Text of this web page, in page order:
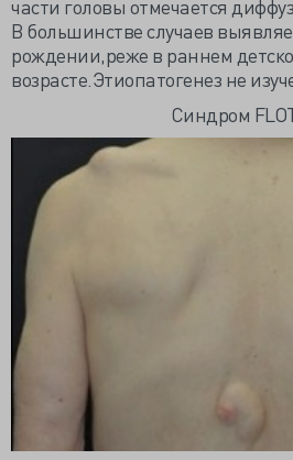
части головы отмечается
В большинстве случаев
рождении,реже в раннем
возрасте.Этиопатогенез не
Синдром